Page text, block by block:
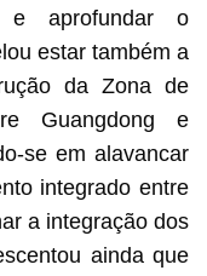
e aprofundar o
estar também a
da Zona de
Guangdong e
se em alavancar
integrado entre
a integração dos
ainda que